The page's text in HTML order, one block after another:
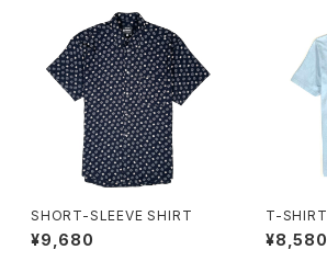
SHORT-SLEEVE SHIRT
¥9,680
T-SHIRT
¥8,580